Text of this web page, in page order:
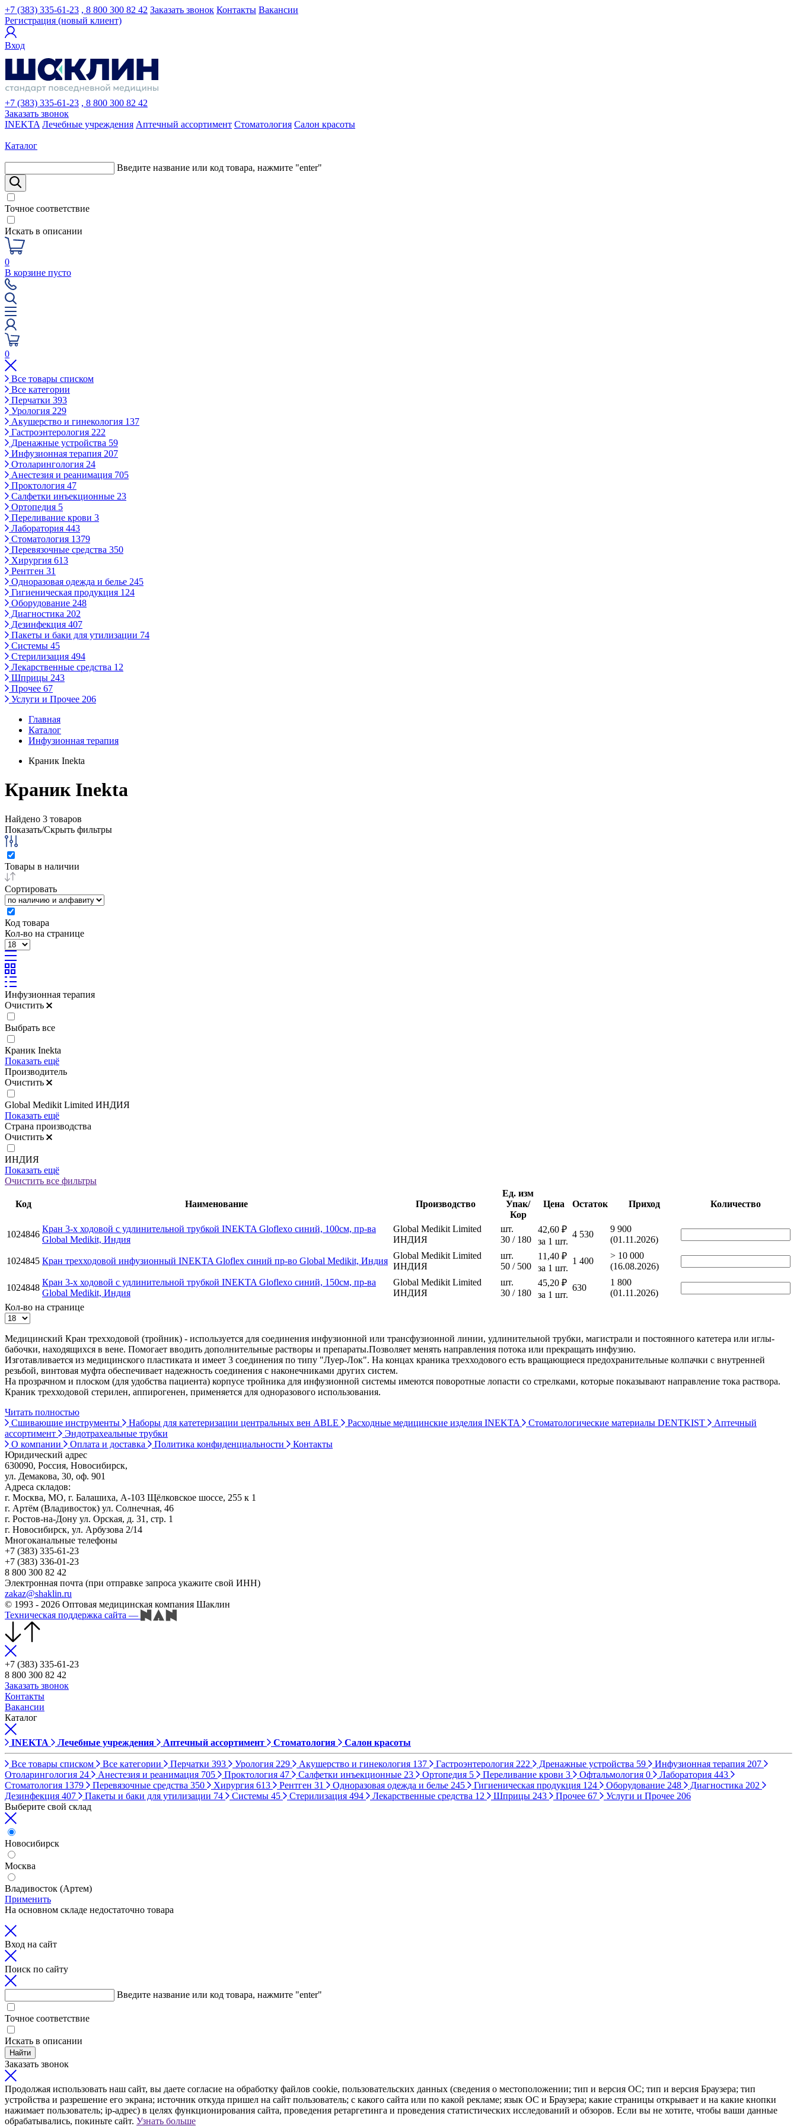
+7 (383) 335-61-23 , 8 800 300 82 42 Заказать звонок Контакты Вакансии
Регистрация (новый клиент)
Вход
+7 (383) 335-61-23 , 8 800 300 82 42
Заказать звонок
INEKTA Лечебные учреждения Аптечный ассортимент Стоматология Салон красоты
Каталог
Введите название или код товара, нажмите "enter"
Точное соответствие
Искать в описании
0
В корзине пусто
0
Все товары списком
Все категории
Перчатки 393
Урология 229
Акушерство и гинекология 137
Гастроэнтерология 222
Дренажные устройства 59
Инфузионная терапия 207
Отоларингология 24
Анестезия и реанимация 705
Проктология 47
Салфетки инъекционные 23
Ортопедия 5
Переливание крови 3
Лаборатория 443
Стоматология 1379
Перевязочные средства 350
Хирургия 613
Рентген 31
Одноразовая одежда и белье 245
Гигиеническая продукция 124
Оборудование 248
Диагностика 202
Дезинфекция 407
Пакеты и баки для утилизации 74
Системы 45
Стерилизация 494
Лекарственные средства 12
Шприцы 243
Прочее 67
Услуги и Прочее 206
Главная
Каталог
Инфузионная терапия
Краник Inekta
Краник Inekta
Найдено 3 товаров
Показать/Скрыть фильтры
Товары в наличии
Сортировать
Код товара
Кол-во на странице
Инфузионная терапия
Очистить
Выбрать все
Краник Inekta
Показать ещё
Производитель
Очистить
Global Medikit Limited ИНДИЯ
Показать ещё
Страна производства
Очистить
ИНДИЯ
Показать ещё
Очистить все фильтры
Код Наименование Производство
Ед. изм
Упак/
Кор
Цена Остаток Приход Количество
1024846
Кран 3-х ходовой с удлинительной трубкой INEKTA Gloflexo синий, 100см, пр-ва
Global Medikit, Индия
Global Medikit Limited
ИНДИЯ
шт.
30 / 180
42,60 ₽
за 1 шт.
4 530
9 900
(01.11.2026)
1024845 Кран трехходовой инфузионный INEKTA Gloflex синий пр-во Global Medikit, Индия
Global Medikit Limited
ИНДИЯ
шт.
50 / 500
11,40 ₽
за 1 шт.
1 400
> 10 000
(16.08.2026)
1024848
Кран 3-х ходовой с удлинительной трубкой INEKTA Gloflexo синий, 150см, пр-ва
Global Medikit, Индия
Global Medikit Limited
ИНДИЯ
шт.
30 / 180
45,20 ₽
за 1 шт.
630
1 800
(01.11.2026)
Кол-во на странице
Медицинский Кран трехходовой (тройник) - используется для соединения инфузионной или трансфузионной линии, удлинительной трубки, магистрали и постоянного катетера или иглы-
бабочки, находящихся в вене. Помогает вводить дополнительные растворы и препараты.Позволяет менять направления потока или прекращать инфузию.
Изготавливается из медицинского пластиката и имеет 3 соединения по типу "Луер-Лок". На концах краника трехходового есть вращающиеся предохранительные колпачки с внутренней
резьбой, винтовая муфта обеспечивает надежность соединения с наконечниками других систем.
На прозрачном и плоском (для удобства пациента) корпусе тройника для инфузионной системы имеются поворотные лопасти со стрелками, которые показывают направление тока раствора.
Краник трехходовой стерилен, аппирогенен, применяется для одноразового использования.
Читать полностью
Сшивающие инструменты
Наборы для катетеризации центральных вен ABLE Расходные медицинские изделия INEKTA Стоматологические материалы DENTKIST
Аптечный
ассортимент
Эндотрахеальные трубки
О компании
Оплата и доставка Политика конфиденциальности
Контакты
Юридический адрес
630090, Россия, Новосибирск,
ул. Демакова, 30, оф. 901
Адреса складов:
г. Москва, МО, г. Балашиха, А-103 Щёлковское шоссе, 255 к 1
г. Артём (Владивосток) ул. Солнечная, 46
г. Ростов-на-Дону ул. Орская, д. 31, стр. 1
г. Новосибирск, ул. Арбузова 2/14
Многоканальные телефоны
+7 (383) 335-61-23
+7 (383) 336-01-23
8 800 300 82 42
Электронная почта (при отправке запроса укажите свой ИНН)
zakaz@shaklin.ru
© 1993 - 2026 Оптовая медицинская компания Шаклин
Техническая поддержка сайта —
+7 (383) 335-61-23
8 800 300 82 42
Заказать звонок
Контакты
Вакансии
Каталог
INEKTA Лечебные учреждения Аптечный ассортимент Стоматология Салон красоты
Все товары списком Все категории Перчатки 393 Урология 229 Акушерство и гинекология 137 Гастроэнтерология 222 Дренажные устройства 59 Инфузионная терапия 207
Отоларингология 24 Анестезия и реанимация 705 Проктология 47 Салфетки инъекционные 23 Ортопедия 5 Переливание крови 3 Офтальмология 0 Лаборатория 443
Стоматология 1379 Перевязочные средства 350 Хирургия 613 Рентген 31 Одноразовая одежда и белье 245 Гигиеническая продукция 124 Оборудование 248 Диагностика 202
Дезинфекция 407 Пакеты и баки для утилизации 74 Системы 45 Стерилизация 494 Лекарственные средства 12 Шприцы 243 Прочее 67 Услуги и Прочее 206
Выберите свой склад
Новосибирск
Москва
Владивосток (Артем)
Применить
На основном складе недостаточно товара
Вход на сайт
Поиск по сайту
Введите название или код товара, нажмите "enter"
Точное соответствие
Искать в описании
Найти
Заказать звонок
Продолжая использовать наш сайт, вы даете согласие на обработку файлов cookie, пользовательских данных (сведения о местоположении; тип и версия ОС; тип и версия Браузера; тип
устройства и разрешение его экрана; источник откуда пришел на сайт пользователь; с какого сайта или по какой рекламе; язык ОС и Браузера; какие страницы открывает и на какие кнопки
нажимает пользователь; ip-адрес) в целях функционирования сайта, проведения ретаргетинга и проведения статистических исследований и обзоров. Если вы не хотите, чтобы ваши данные
обрабатывались, покиньте сайт. Узнать больше